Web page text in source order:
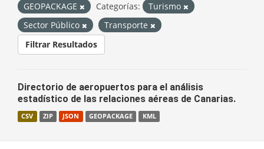
GEOPACKAGE
Categorías:
Turismo
Sector Público
Transporte
Filtrar Resultados
Directorio de aeropuertos para el análisis
estadístico de las relaciones aéreas de Canarias.
CSV ZIP JSON GEOPACKAGE KML